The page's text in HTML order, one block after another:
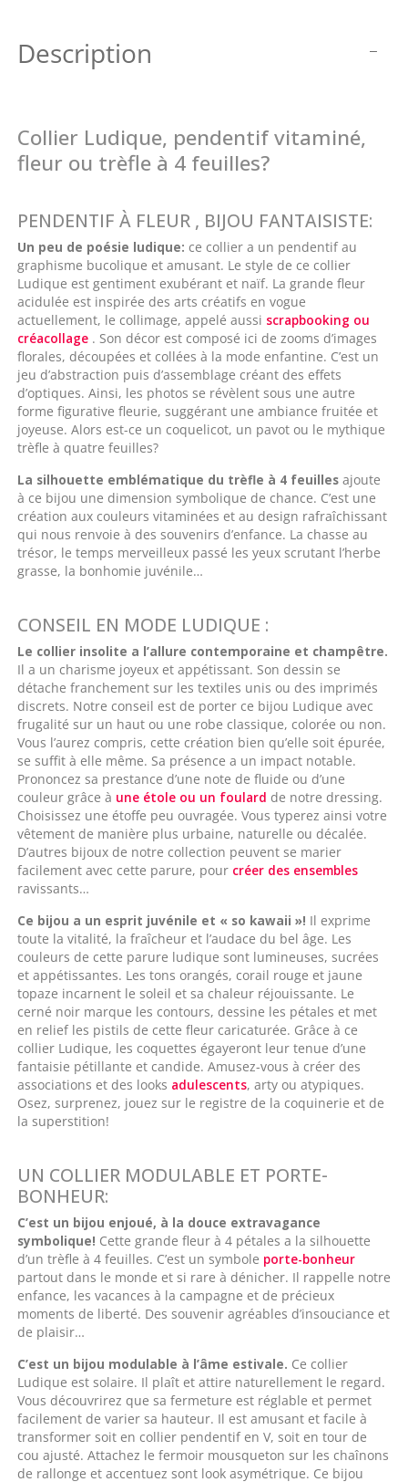
Description
Collier Ludique, pendentif vitaminé,
fleur ou trèfle à 4 feuilles?
PENDENTIF À FLEUR , BIJOU FANTAISISTE:
Un peu de poésie ludique: ce collier a un pendentif au
graphisme bucolique et amusant. Le style de ce collier
Ludique est gentiment exubérant et naïf. La grande fleur
acidulée est inspirée des arts créatifs en vogue
actuellement, le collimage, appelé aussi scrapbooking ou
créacollage. Son décor est composé ici de zooms d’images
florales, découpées et collées à la mode enfantine. C’est un
jeu d’abstraction puis d’assemblage créant des effets
d’optiques. Ainsi, les photos se révèlent sous une autre
forme figurative fleurie, suggérant une ambiance fruitée et
joyeuse. Alors est-ce un coquelicot, un pavot ou le mythique
trèfle à quatre feuilles?
La silhouette emblématique du trèfle à 4 feuillesajoute
à ce bijou une dimension symbolique de chance. C’est une
création aux couleurs vitaminées et au design rafraîchissant
qui nous renvoie à des souvenirs d’enfance. La chasse au
trésor, le temps merveilleux passé les yeux scrutant l’herbe
grasse, la bonhomie juvénile…
CONSEIL EN MODE LUDIQUE :
Le collier insolite a l’allure contemporaine et champêtre.
Il a un charisme joyeux et appétissant. Son dessin se
détache franchement sur les textiles unis ou des imprimés
discrets. Notre conseil est de porter ce bijou Ludique avec
frugalité sur un haut ou une robe classique, colorée ou non.
Vous l’aurez compris, cette création bien qu’elle soit épurée,
se suffit à elle même. Sa présence a un impact notable.
Prononcez sa prestance d’une note de fluide ou d’une
couleur grâce à une étole ou un foulard de notre dressing.
Choisissez une étoffe peu ouvragée. Vous typerez ainsi votre
vêtement de manière plus urbaine, naturelle ou décalée.
D’autres bijoux de notre collection peuvent se marier
facilement avec cette parure, pour créer des ensembles
ravissants…
Ce bijou a un esprit juvénile et « so kawaii »! Il exprime
toute la vitalité, la fraîcheur et l’audace du bel âge. Les
couleurs de cette parure ludique sont lumineuses, sucrées
et appétissantes. Les tons orangés, corail rouge et jaune
topaze incarnent le soleil et sa chaleur réjouissante. Le
cerné noir marque les contours, dessine les pétales et met
en relief les pistils de cette fleur caricaturée. Grâce à ce
collier Ludique, les coquettes égayeront leur tenue d’une
fantaisie pétillante et candide. Amusez-vous à créer des
associations et des looks adulescents, arty ou atypiques.
Osez, surprenez, jouez sur le registre de la coquinerie et de
la superstition!
UN COLLIER MODULABLE ET PORTE-
BONHEUR:
C’est un bijou enjoué, à la douce extravagance
symbolique! Cette grande fleur à 4 pétales a la silhouette
d’un trèfle à 4 feuilles. C’est un symbole porte-bonheur
partout dans le monde et si rare à dénicher. Il rappelle notre
enfance, les vacances à la campagne et de précieux
moments de liberté. Des souvenir agréables d’insouciance et
de plaisir…
C’est un bijou modulable à l’âme estivale. Ce collier
Ludique est solaire. Il plaît et attire naturellement le regard.
Vous découvrirez que sa fermeture est réglable et permet
facilement de varier sa hauteur. Il est amusant et facile à
transformer soit en collier pendentif en V, soit en tour de
cou ajusté. Attachez le fermoir mousqueton sur les chaînons
de rallonge et accentuez sont look asymétrique. Ce bijou